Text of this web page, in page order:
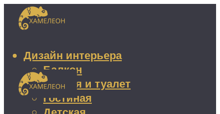
Дизайн интерьера
Балкон
Ванная и туалет
Гостиная